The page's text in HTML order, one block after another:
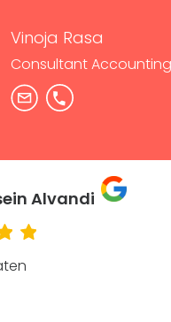
Vinoja Rasa
Consultant Accounting
Mehdi Assefi
Vor 3 Monaten